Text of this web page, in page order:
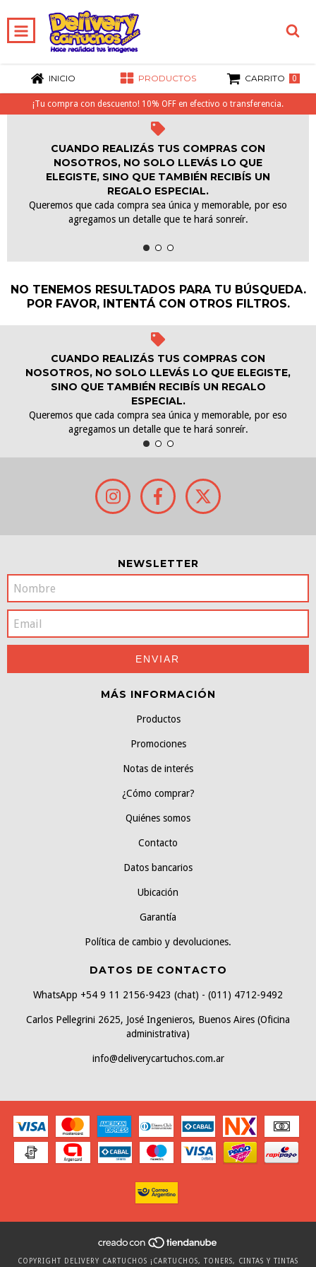
INICIO PRODUCTOS CARRITO 0
¡Tu compra con descuento! 10% OFF en efectivo o transferencia.
CUANDO REALIZÁS TUS COMPRAS CON
NOSOTROS, NO SOLO LLEVÁS LO QUE
ELEGISTE, SINO QUE TAMBIÉN RECIBÍS UN
REGALO ESPECIAL.
Queremos que cada compra sea única y memorable, por eso
agregamos un detalle que te hará sonreír.
NO TENEMOS RESULTADOS PARA TU BÚSQUEDA.
POR FAVOR, INTENTÁ CON OTROS FILTROS.
CUANDO REALIZÁS TUS COMPRAS CON
NOSOTROS, NO SOLO LLEVÁS LO QUE ELEGISTE,
SINO QUE TAMBIÉN RECIBÍS UN REGALO
ESPECIAL.
Queremos que cada compra sea única y memorable, por eso
agregamos un detalle que te hará sonreír.
NEWSLETTER
MÁS INFORMACIÓN
Productos
Promociones
Notas de interés
¿Cómo comprar?
Quiénes somos
Contacto
Datos bancarios
Ubicación
Garantía
Política de cambio y devoluciones.
DATOS DE CONTACTO
WhatsApp +54 9 11 2156-9423 (chat) - (011) 4712-9492
Carlos Pellegrini 2625, José Ingenieros, Buenos Aires (Oficina
administrativa)
info@deliverycartuchos.com.ar
COPYRIGHT DELIVERY CARTUCHOS ¡CARTUCHOS, TONERS, CINTAS Y TINTAS